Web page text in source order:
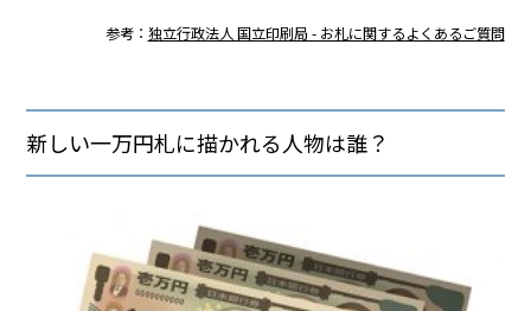
参考： 独立行政法人 国立印刷局 - お札に関するよくあるご質問
新しい一万円札に描かれる人物は誰？